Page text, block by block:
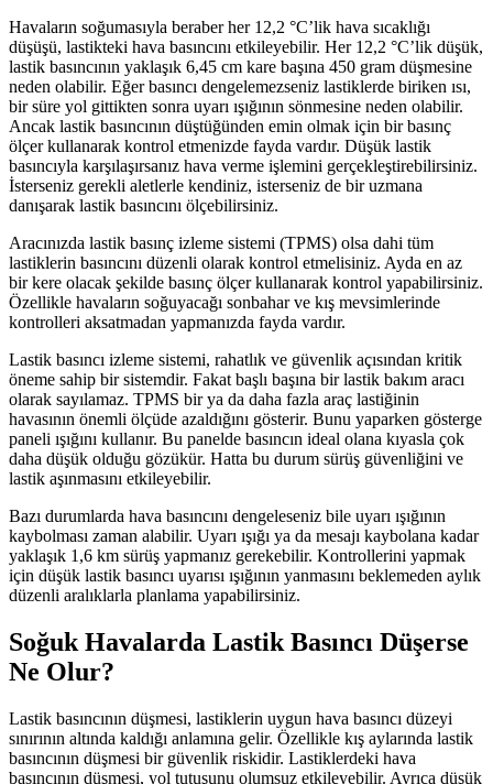
Havaların soğumasıyla beraber her 12,2 °C’lik hava sıcaklığı
düşüşü, lastikteki hava basıncını etkileyebilir. Her 12,2 °C’lik düşük,
lastik basıncının yaklaşık 6,45 cm kare başına 450 gram düşmesine
neden olabilir. Eğer basıncı dengelemezseniz lastiklerde biriken ısı,
bir süre yol gittikten sonra uyarı ışığının sönmesine neden olabilir.
Ancak lastik basıncının düştüğünden emin olmak için bir basınç
ölçer kullanarak kontrol etmenizde fayda vardır. Düşük lastik
basıncıyla karşılaşırsanız hava verme işlemini gerçekleştirebilirsiniz.
İsterseniz gerekli aletlerle kendiniz, isterseniz de bir uzmana
danışarak lastik basıncını ölçebilirsiniz.
Aracınızda lastik basınç izleme sistemi (TPMS) olsa dahi tüm
lastiklerin basıncını düzenli olarak kontrol etmelisiniz. Ayda en az
bir kere olacak şekilde basınç ölçer kullanarak kontrol yapabilirsiniz.
Özellikle havaların soğuyacağı sonbahar ve kış mevsimlerinde
kontrolleri aksatmadan yapmanızda fayda vardır.
Lastik basıncı izleme sistemi, rahatlık ve güvenlik açısından kritik
öneme sahip bir sistemdir. Fakat başlı başına bir lastik bakım aracı
olarak sayılamaz. TPMS bir ya da daha fazla araç lastiğinin
havasının önemli ölçüde azaldığını gösterir. Bunu yaparken gösterge
paneli ışığını kullanır. Bu panelde basıncın ideal olana kıyasla çok
daha düşük olduğu gözükür. Hatta bu durum sürüş güvenliğini ve
lastik aşınmasını etkileyebilir.
Bazı durumlarda hava basıncını dengeleseniz bile uyarı ışığının
kaybolması zaman alabilir. Uyarı ışığı ya da mesajı kaybolana kadar
yaklaşık 1,6 km sürüş yapmanız gerekebilir. Kontrollerini yapmak
için düşük lastik basıncı uyarısı ışığının yanmasını beklemeden aylık
düzenli aralıklarla planlama yapabilirsiniz.
Soğuk Havalarda Lastik Basıncı Düşerse
Ne Olur?
Lastik basıncının düşmesi, lastiklerin uygun hava basıncı düzeyi
sınırının altında kaldığı anlamına gelir. Özellikle kış aylarında lastik
basıncının düşmesi bir güvenlik riskidir. Lastiklerdeki hava
basıncının düşmesi, yol tutuşunu olumsuz etkileyebilir. Ayrıca düşük